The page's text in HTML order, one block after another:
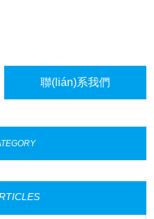
聯(lián)系我們